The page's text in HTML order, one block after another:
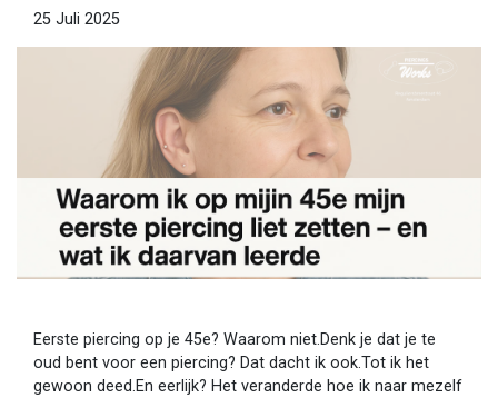
25 Juli 2025
Eerste piercing op je 45e? Waarom niet.Denk je dat je te
oud bent voor een piercing? Dat dacht ik ook.Tot ik het
gewoon deed.En eerlijk? Het veranderde hoe ik naar mezelf